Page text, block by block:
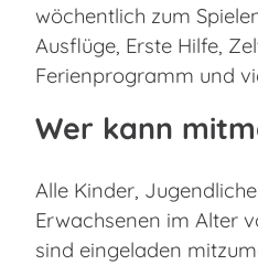
wöchentlich zum
Ausflüge, Erste Hilfe,
Ferienprogramm und
Wer kann
Alle Kinder,
Erwachsenen im Alter
sind eingeladen